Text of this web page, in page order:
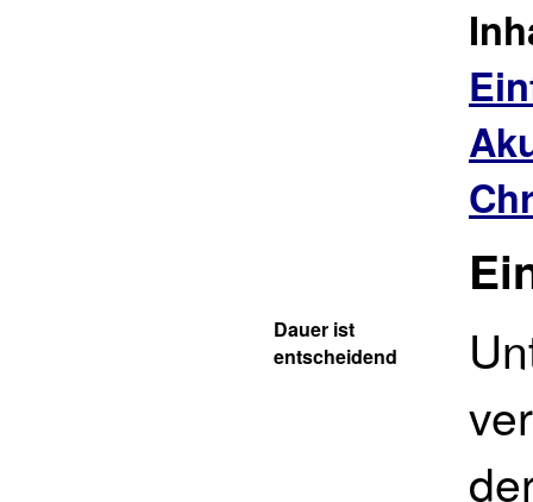
Dauer ist
entscheidend